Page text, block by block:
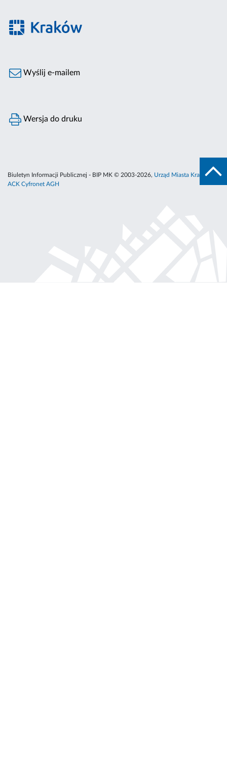
Wyślij e-mailem
Wersja do druku
Biuletyn Informacji Publicznej - BIP MK © 2003-2026, Urząd Miasta Krakowa
ACK Cyfronet AGH